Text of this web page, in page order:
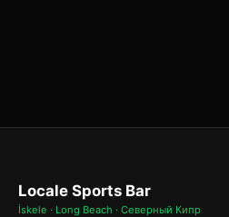
Locale Sports Bar
İskele · Long Beach · Северный Кипр